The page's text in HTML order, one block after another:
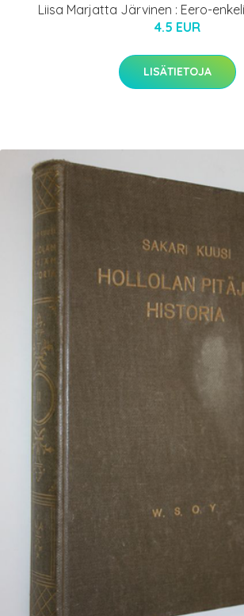
Liisa Marjatta Järvinen : Eero-
4.5 EUR
LISÄTIETOJA